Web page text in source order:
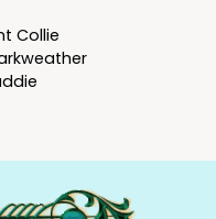
Collie